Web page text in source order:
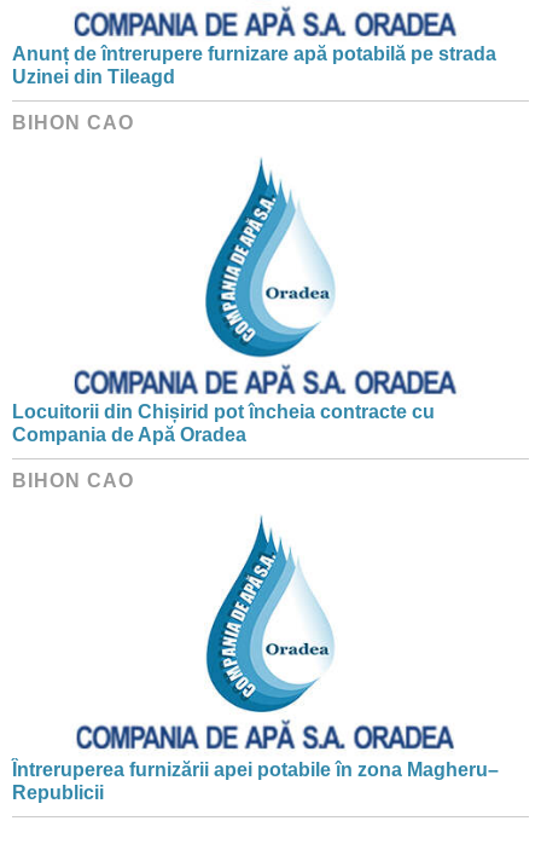
Anunț de întrerupere furnizare apă potabilă pe strada
Uzinei din Tileagd
BIHON CAO
Locuitorii din Chișirid pot încheia contracte cu
Compania de Apă Oradea
BIHON CAO
Întreruperea furnizării apei potabile în zona Magheru–
Republicii